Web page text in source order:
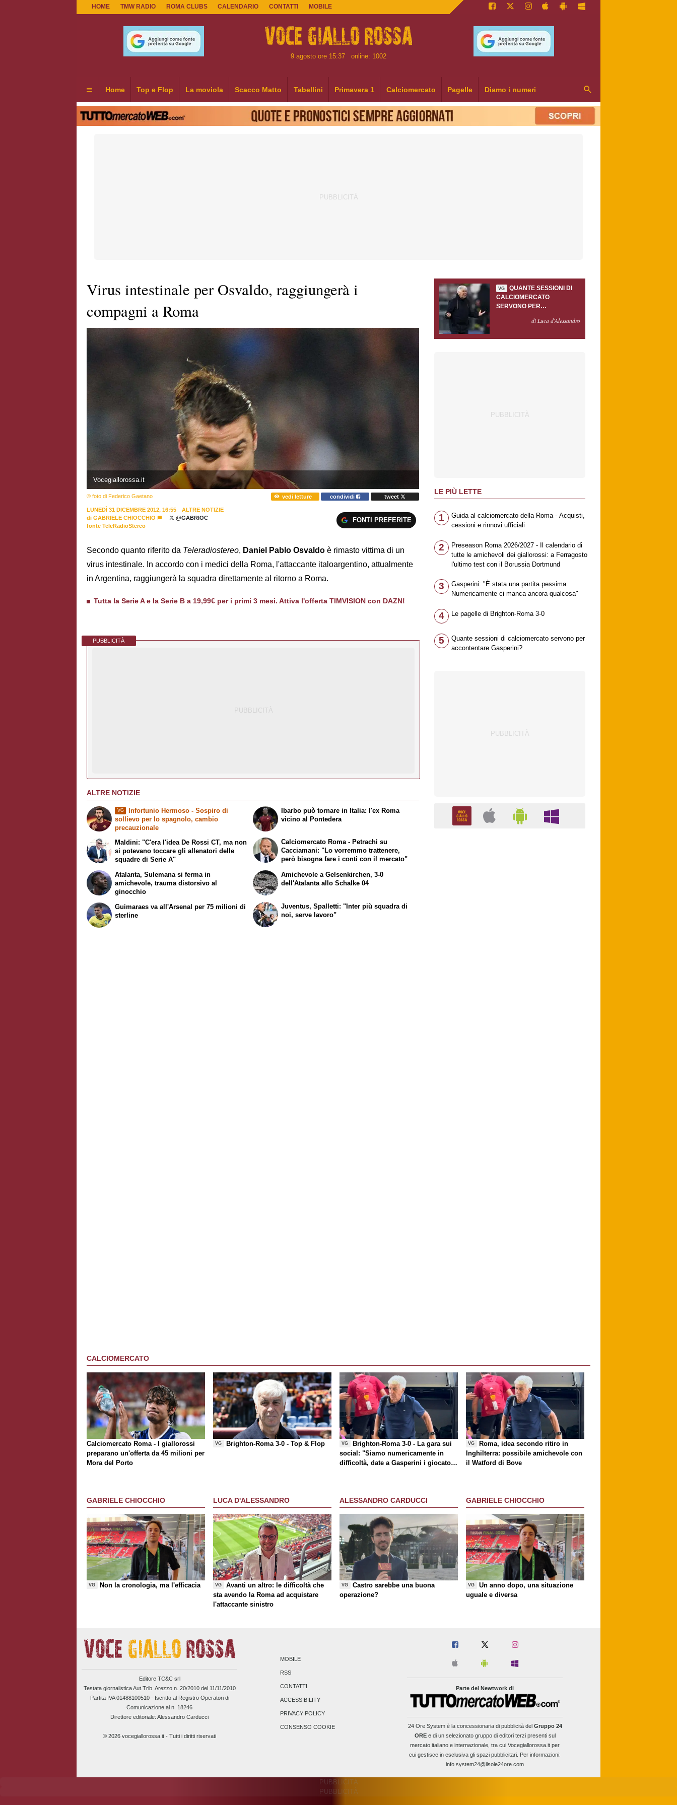
HOME TMW RADIO ROMA CLUBS CALENDARIO CONTATTI MOBILE
9 agosto ore 15:37 online: 1002
Home Top e Flop La moviola Scacco Matto Tabellini Primavera 1 Calciomercato Pagelle Diamo i numeri
Virus intestinale per Osvaldo, raggiungerà i
compagni a Roma
Vocegiallorossa.it
© foto di Federico Gaetano vedi letture condividi tweet
LUNEDÌ 31 DICEMBRE 2012, 16:55
ALTRE NOTIZIE
di GABRIELE CHIOCCHIO
@GABRIOC
fonte TeleRadioStereo
FONTI PREFERITE
Secondo quanto riferito da Teleradiostereo, Daniel Pablo Osvaldo è rimasto vittima di un
virus intestinale. In accordo con i medici della Roma, l'attaccante italoargentino, attualmente
in Argentina, raggiungerà la squadra direttamente al ritorno a Roma.
Tutta la Serie A e la Serie B a 19,99€ per i primi 3 mesi. Attiva l'offerta TIMVISION con DAZN!
PUBBLICITÀ
ALTRE NOTIZIE
VG
Infortunio Hermoso - Sospiro di
sollievo per lo spagnolo, cambio
precauzionale
Maldini: "C'era l'idea De Rossi CT, ma non
si potevano toccare gli allenatori delle
squadre di Serie A"
Ibarbo può tornare in Italia: l'ex Roma
vicino al Pontedera
Calciomercato Roma - Petrachi su
Cacciamani: "Lo vorremmo trattenere,
però bisogna fare i conti con il mercato"
Atalanta, Sulemana si ferma in
amichevole, trauma distorsivo al
ginocchio
Guimaraes va all'Arsenal per 75 milioni di
sterline
Amichevole a Gelsenkirchen, 3-0
dell'Atalanta allo Schalke 04
Juventus, Spalletti: "Inter più squadra di
noi, serve lavoro"
VG
QUANTE SESSIONI DI
CALCIOMERCATO
SERVONO PER
GASPERINI?di Luca d'Alessandro
LE PIÙ LETTE
1
Guida al calciomercato della Roma - Acquisti,
cessioni e rinnovi ufficiali
2
Preseason Roma 2026/2027 - Il calendario di
tutte le amichevoli dei giallorossi: a Ferragosto
l'ultimo test con il Borussia Dortmund
3
Gasperini: "È stata una partita pessima.
Numericamente ci manca ancora qualcosa"
4 Le pagelle di Brighton-Roma 3-0
5
Quante sessioni di calciomercato servono per
accontentare Gasperini?
CALCIOMERCATO
Calciomercato Roma - I giallorossi
preparano un'offerta da 45 milioni per
Mora del Porto
VG Brighton-Roma 3-0 -Top & Flop VG
Brighton-Roma 3-0 - La gara sui
social: "Siamo numericamente in
difficoltà, date a Gasperini i giocatori
VG
Roma, idea secondo ritiro in
Inghilterra: possibile amichevole con
il Watford di Bove
GABRIELE CHIOCCHIO
VG Non la cronologia, ma l'efficacia
LUCA D'ALESSANDRO
VG
Avanti un altro: le difficoltà che
sta avendo la Roma ad acquistare
l'attaccante sinistro
ALESSANDRO CARDUCCI
VG
Castro sarebbe una buona
operazione?
GABRIELE CHIOCCHIO
VG
Un anno dopo, una situazione
uguale e diversa
Editore TC&C srl
Testata giornalistica Aut.Trib. Arezzo n. 20/2010 del 11/11/2010
Partita IVA 01488100510 - Iscritto al Registro Operatori di
Comunicazione al n. 18246
Direttore editoriale: Alessandro Carducci
© 2026 vocegiallorossa.it - Tutti i diritti riservati
MOBILE
RSS
CONTATTI
ACCESSIBILITY
PRIVACY POLICY
CONSENSO COOKIE
Parte del Newtwork di
24 Ore Systemè la concessionaria di pubblicità del Gruppo 24
OREe di un selezionato gruppo di editori terzi presenti sul
mercato italiano e internazionale, tra cui Vocegiallorossa.it per
cui gestisce in esclusiva gli spazi pubblicitari. Per informazioni:
info.system24@ilsole24ore.com